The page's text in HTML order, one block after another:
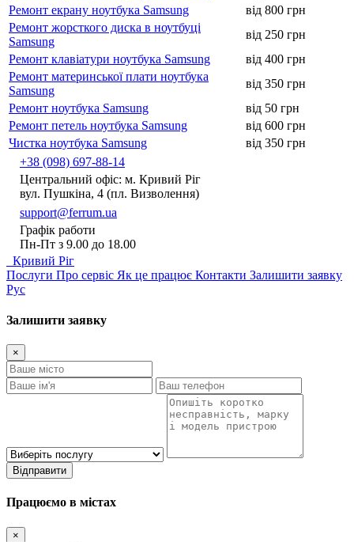
Ремонт екрану ноутбука Samsung
від 800 грн
Ремонт жорсткого диска в ноутбуці
Samsung
від 250 грн
Ремонт клавіатури ноутбука Samsung
від 400 грн
Ремонт материнської плати ноутбука
Samsung
від 350 грн
Ремонт ноутбука Samsung
від 50 грн
Ремонт петель ноутбука Samsung
від 600 грн
Чистка ноутбука Samsung
від 350 грн
+38 (098) 697-88-14
Центральний офіс: м. Кривий Ріг
вул. Пушкіна, 4 (пл. Визволення)
support@ferrum.ua
Графік работи
Пн-Пт з 9.00 до 18.00
Кривий Ріг
Послуги Про сервіс Як це працює Контакти Залишити заявку
Рус
Залишити заявку
×
Відправити
Працюємо в містах
×